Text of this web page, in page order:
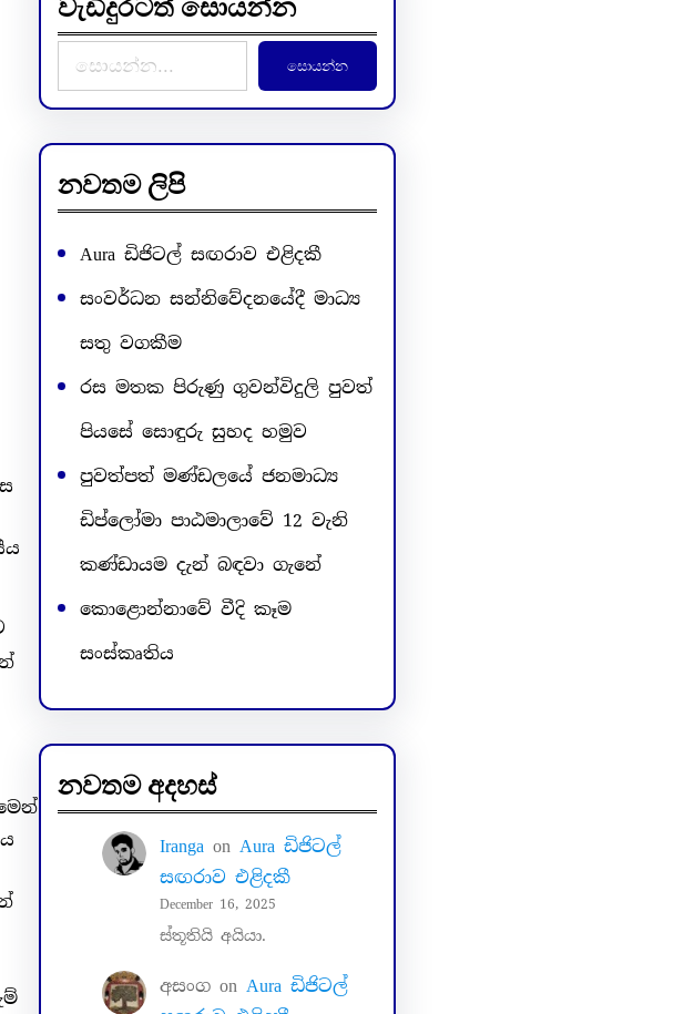
වැඩිදුරටත් සොයන්න
e
a
r
c
h
සොයන්න
නවතම ලිපි
Aura ඩිජිටල් සඟරාව එළිදකී
සංවර්ධන සන්නිවේදනයේදී මාධ්‍ය
සතු වගකීම
රස මතක පිරුණු ගුවන්විදුලි පුවත්
පියසේ සොඳුරු සුහද හමුව
පුවත්පත් මණ්ඩලයේ ජනමාධ්‍ය
ඩිප්ලෝමා පාඨමාලාවේ 12 වැනි
කණ්ඩායම දැන් බඳවා ගැනේ
කොළොන්නාවේ වීදි කෑම
සංස්කෘතිය
නවතම අදහස්
Irangaon Aura ඩිජිටල්
සඟරාව එළිදකී
December 16, 2025
ස්තූතියි අයියා.
අසංගon Aura ඩිජිටල්